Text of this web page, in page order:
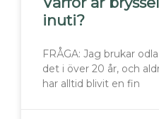
inuti?
FRÅGA: Jag brukar
det i över 20 år, och
har alltid blivit en fin